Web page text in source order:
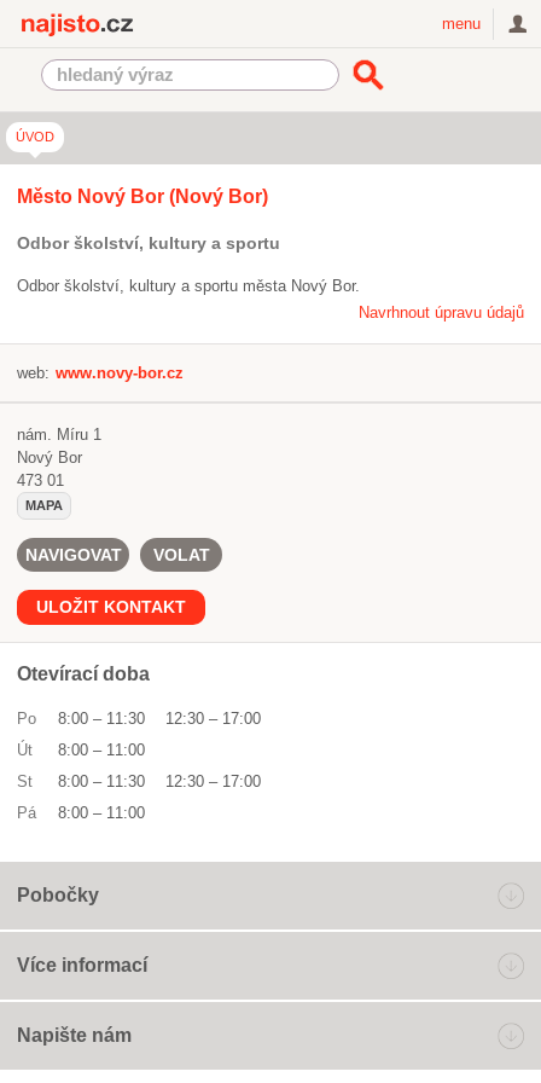
menu
ÚVOD
Město Nový Bor (Nový Bor)
Odbor školství, kultury a sportu
Odbor školství, kultury a sportu města Nový Bor.
Navrhnout úpravu údajů
web: www.novy-bor.cz
nám. Míru 1
Nový Bor
473 01
MAPA
NAVIGOVAT VOLAT
ULOŽIT KONTAKT
Otevírací doba
Po 8:00 – 11:30 12:30 – 17:00
Út
8:00 – 11:00
St
8:00 – 11:30 12:30 – 17:00
Pá
8:00 – 11:00
Pobočky
Více informací
Napište nám